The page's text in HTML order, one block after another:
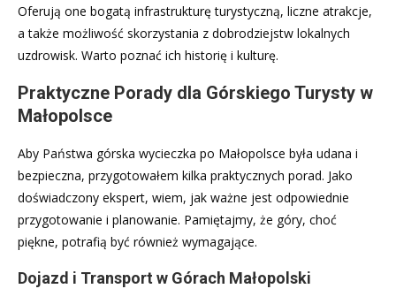
Oferują one bogatą infrastrukturę turystyczną, liczne atrakcje,
a także możliwość skorzystania z dobrodziejstw lokalnych
uzdrowisk. Warto poznać ich historię i kulturę.
Praktyczne Porady dla Górskiego Turysty w
Małopolsce
Aby Państwa górska wycieczka po Małopolsce była udana i
bezpieczna, przygotowałem kilka praktycznych porad. Jako
doświadczony ekspert, wiem, jak ważne jest odpowiednie
przygotowanie i planowanie. Pamiętajmy, że góry, choć
piękne, potrafią być również wymagające.
Dojazd i Transport w Górach Małopolski